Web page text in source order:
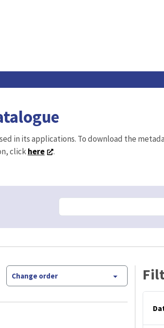
in its applications. To download the
clickhere .
Change order